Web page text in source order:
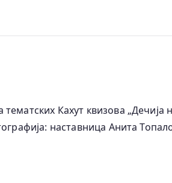
Кахут квизова „Дечија
наставница Анита